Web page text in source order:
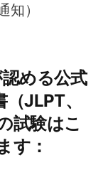
）
認める公式
JLPT、
試験はこ
す：